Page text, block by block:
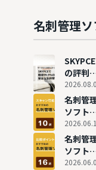
ット・
メリッ
や導入
る目的を
解説
名刺管理
SKYPCE
の評判
独自取材
｜名刺
索95%
減・国内
完結で
心
名刺管
ソフト
すすめ
選！ス
ャン方
別に比較
名刺管
ソフト
すすめ